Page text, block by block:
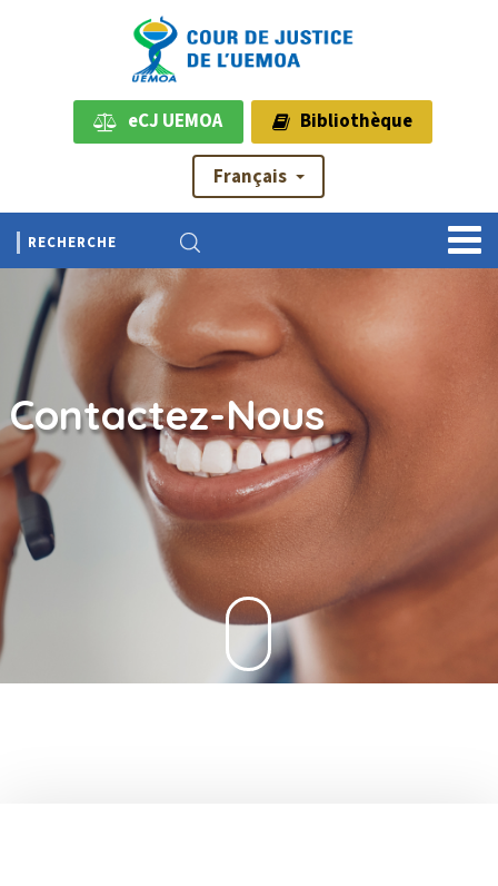
eCJ UEMOA Bibliothèque
Français
Contactez-Nous